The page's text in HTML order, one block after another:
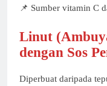
📌 Sumber vitamin C
Linut
dengan Sos
Diperbuat daripada